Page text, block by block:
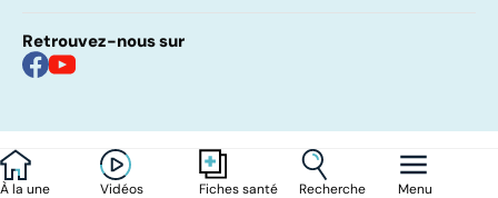
À la une Vidéos Fiches santé Recherche Menu
Retrouvez-nous sur